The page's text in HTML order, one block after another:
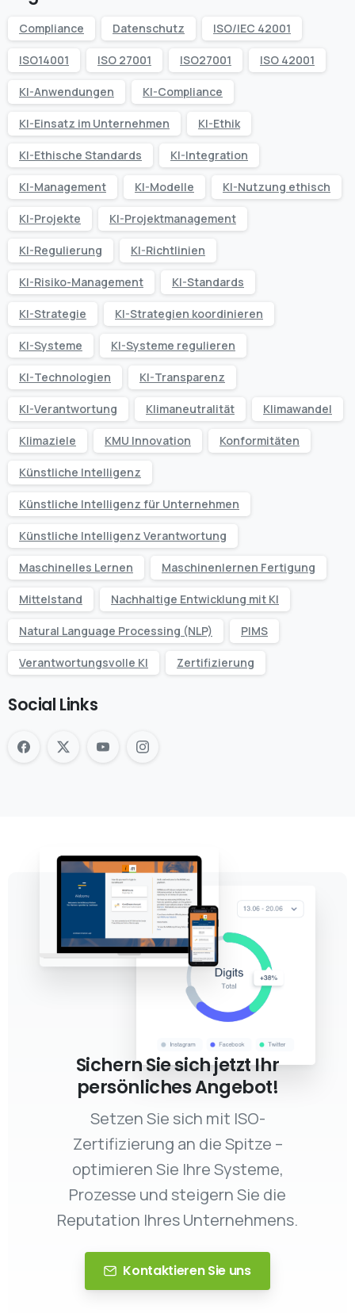
Compliance Datenschutz ISO/IEC 42001
ISO14001 ISO 27001 ISO27001 ISO 42001
KI-Anwendungen KI-Compliance
KI-Einsatz im Unternehmen KI-Ethik
KI-Ethische Standards KI-Integration
KI-Management KI-Modelle KI-Nutzung ethisch
KI-Projekte KI-Projektmanagement
KI-Regulierung KI-Richtlinien
KI-Risiko-Management KI-Standards
KI-Strategie KI-Strategien koordinieren
KI-Systeme KI-Systeme regulieren
KI-Technologien KI-Transparenz
KI-Verantwortung Klimaneutralität Klimawandel
Klimaziele KMU Innovation Konformitäten
Künstliche Intelligenz
Künstliche Intelligenz für Unternehmen
Künstliche Intelligenz Verantwortung
Maschinelles Lernen Maschinenlernen Fertigung
Mittelstand Nachhaltige Entwicklung mit KI
Natural Language Processing (NLP) PIMS
Verantwortungsvolle KI Zertifizierung
Social Links
Sichern Sie sich jetzt Ihr
persönliches Angebot!
Setzen Sie sich mit ISO-
Zertifizierung an die Spitze –
optimieren Sie Ihre Systeme,
Prozesse und steigern Sie die
Reputation Ihres Unternehmens.
Kontaktieren Sie uns